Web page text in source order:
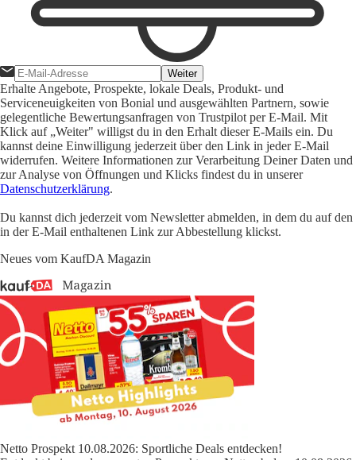
Weiter
Erhalte Angebote, Prospekte, lokale Deals, Produkt- und
Serviceneuigkeiten von Bonial und ausgewählten Partnern, sowie
gelegentliche Bewertungsanfragen von Trustpilot per E-Mail. Mit
Klick auf „Weiter" willigst du in den Erhalt dieser E-Mails ein. Du
kannst deine Einwilligung jederzeit über den Link in jeder E-Mail
widerrufen. Weitere Informationen zur Verarbeitung Deiner Daten und
zur Analyse von Öffnungen und Klicks findest du in unserer
Datenschutzerklärung.
Du kannst dich jederzeit vom Newsletter abmelden, in dem du auf den
in der E-Mail enthaltenen Link zur Abbestellung klickst.
Neues vom KaufDA Magazin
Netto Prospekt 10.08.2026: Sportliche Deals entdecken!